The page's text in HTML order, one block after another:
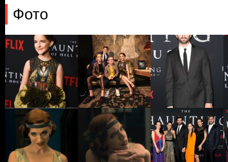
Фото